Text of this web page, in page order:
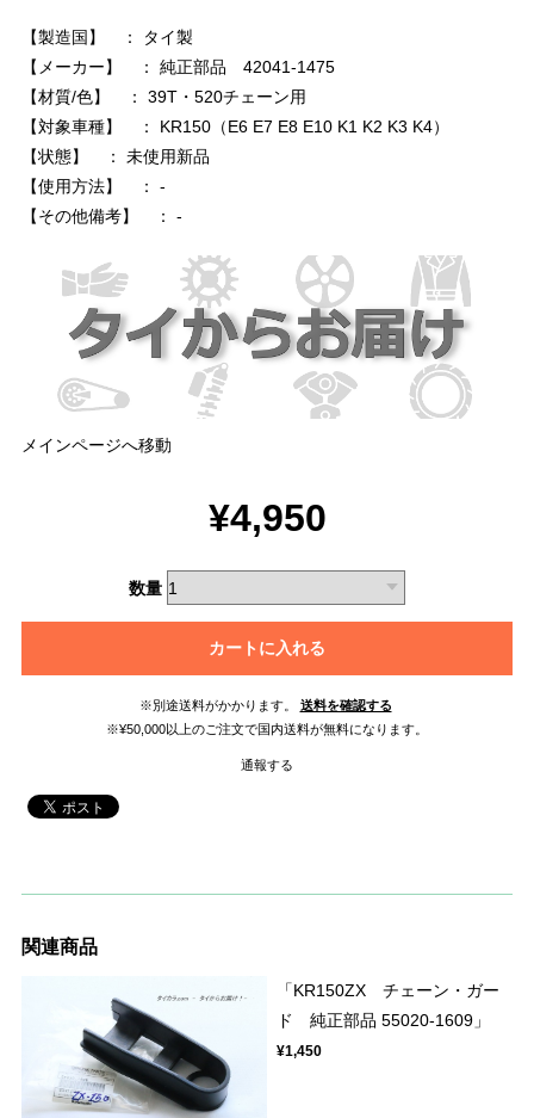
【製造国】 ： タイ製
【メーカー】 ： 純正部品 42041-1475
【材質/色】 ： 39T・520チェーン用
【対象車種】 ： KR150（E6 E7 E8 E10 K1 K2 K3 K4）
【状態】 ： 未使用新品
【使用方法】 ： -
【その他備考】 ： -
メインページへ移動
¥4,950
数量
カートに入れる
※別途送料がかかります。
送料を確認する
※¥50,000以上のご注文で国内送料が無料になります。
通報する
関連商品
「KR150ZX チェーン・ガー
ド 純正部品 55020-1609」
¥1,450